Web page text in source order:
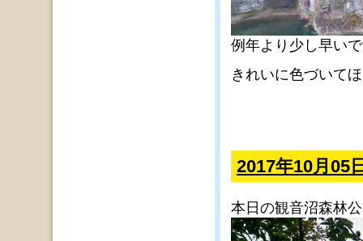
例年より少し早い
きれいに色づいて
2017年10月05
本日の観音沼森林